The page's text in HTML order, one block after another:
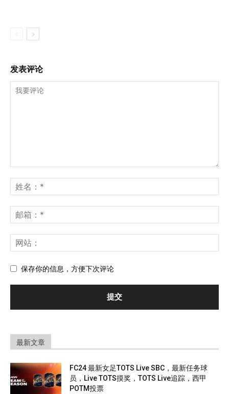
发表评论
保存你的信息，方便下次评论
最新文章
FC24 最新女足TOTS Live SBC，最新任务球
员，Live TOTS摸奖，TOTS Live追踪，西甲
POTM投票